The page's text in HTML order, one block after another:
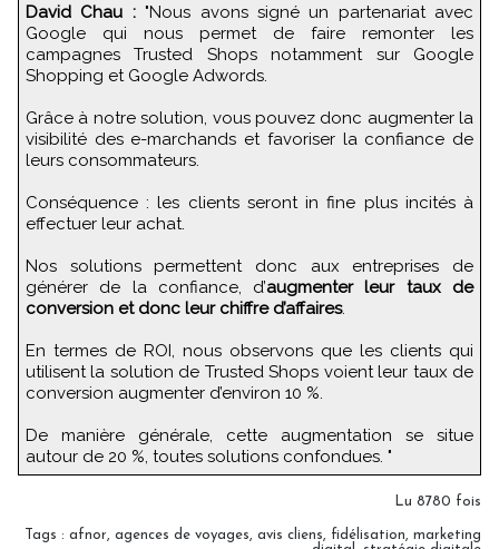
David Chau :"Nous avons signé un partenariat avec
Google qui nous permet de faire remonter les
campagnes Trusted Shops notamment sur Google
Shopping et Google Adwords.
Grâce à notre solution, vous pouvez donc augmenter la
visibilité des e-marchands et favoriser la confiance de
leurs consommateurs.
Conséquence : les clients seront in fine plus incités à
effectuer leur achat.
Nos solutions permettent donc aux entreprises de
générer de la confiance, d’augmenter leur taux de
conversion et donc leur chiffre d’affaires.
En termes de ROI, nous observons que les clients qui
utilisent la solution de Trusted Shops voient leur taux de
conversion augmenter d’environ 10 %.
De manière générale, cette augmentation se situe
autour de 20 %, toutes solutions confondues. "
Lu 8780 fois
Tags : afnor, agences de voyages, avis cliens, fidélisation, marketing